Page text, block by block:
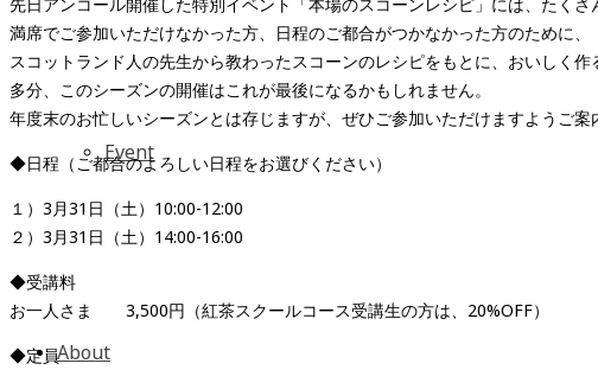
Event
About
満席でご参加いただけなかった方、日程のご都合がつかなかった方のために
スコットランド人の先生から教わったスコーンのレシピをもとに、おいしく
多分、このシーズンの開催はこれが最後になるかもしれません。
年度末のお忙しいシーズンとは存じますが、ぜひご参加いただけますようご案
◆日程（ご都合のよろしい日程をお選びください）
１）3月31日（土）10:00-12:00
２）3月31日（土）14:00-16:00
◆受講料
お一人さま 3,500円（紅茶スクールコース受講生の方は、20%OFF）
◆定員